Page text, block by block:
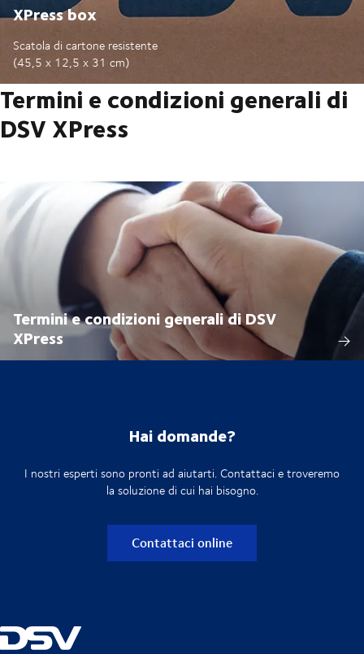
XPress box
Scatola di cartone resistente
(45,5 x 12,5 x 31 cm)
Termini e condizioni generali di
DSV XPress
Termini e condizioni generali di DSV
XPress
Hai domande?
I nostri esperti sono pronti ad aiutarti. Contattaci e troveremo
la soluzione di cui hai bisogno.
Contattaci online